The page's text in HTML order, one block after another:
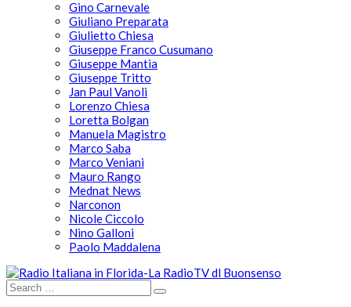
Gino Carnevale
Giuliano Preparata
Giulietto Chiesa
Giuseppe Franco Cusumano
Giuseppe Mantia
Giuseppe Tritto
Jan Paul Vanoli
Lorenzo Chiesa
Loretta Bolgan
Manuela Magistro
Marco Saba
Marco Veniani
Mauro Rango
Mednat News
Narconon
Nicole Ciccolo
Nino Galloni
Paolo Maddalena